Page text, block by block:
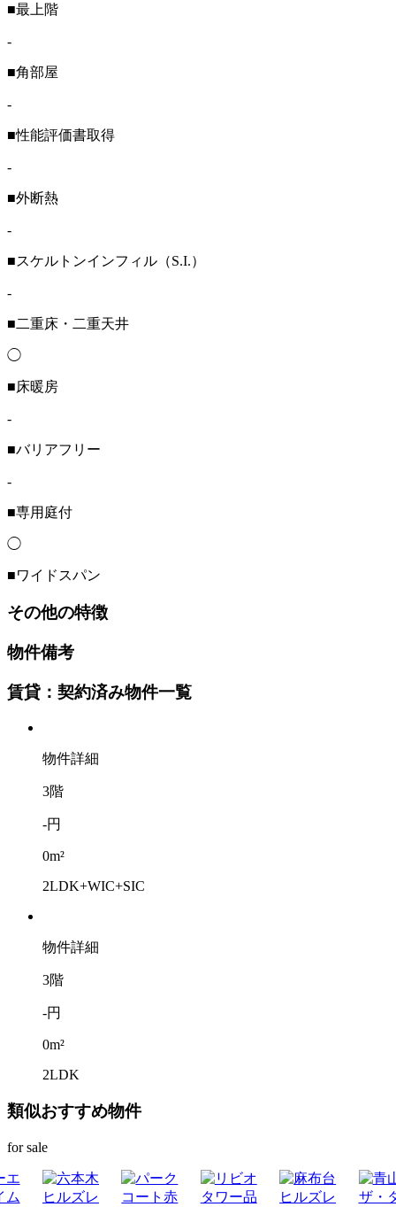
■最上階
-
■角部屋
-
■性能評価書取得
-
■外断熱
-
■スケルトンインフィル（S.I.）
-
■二重床・二重天井
◯
■床暖房
-
■バリアフリー
-
■専用庭付
◯
■ワイドスパン
その他の特徴
物件備考
賃貸：契約済み物件一覧
物件詳細
3階
-円
0m²
2LDK+WIC+SIC
物件詳細
3階
-円
0m²
2LDK
類似おすすめ物件
for sale